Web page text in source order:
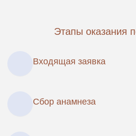
Этапы оказания
Входящая заявка
Сбор анамнеза